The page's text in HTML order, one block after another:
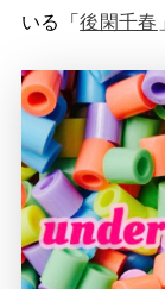
いる「後閑千春